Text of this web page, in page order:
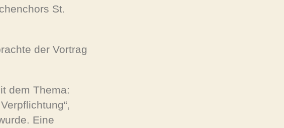
St.
der Vortrag
dem Thema:
Eine